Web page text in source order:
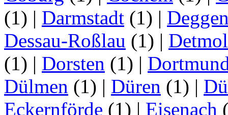
(1) | Darmstadt (1) |
Dessau-Roßlau (1) |
(1) | Dorsten (1) |
Dülmen (1) | Düren (1) |
Eckernförde (1) | Eisenach